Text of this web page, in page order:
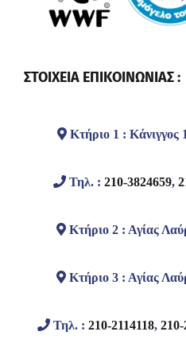
ΣΤΟΙΧΕΙΑ ΕΠΙΚΟΙΝΩΝΙΑΣ :
Κτήριο 1 : Κάνιγγος
Τηλ. : 210-3824659,
Κτήριο 2 : Αγίας
Κτήριο 3 : Αγίας
Τηλ. : 210-2114118,